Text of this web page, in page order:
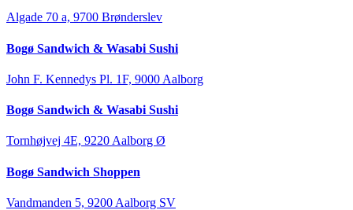
Algade 70 a, 9700 Brønderslev
Bogø Sandwich & Wasabi Sushi
John F. Kennedys Pl. 1F, 9000 Aalborg
Bogø Sandwich & Wasabi Sushi
Tornhøjvej 4E, 9220 Aalborg Ø
Bogø Sandwich Shoppen
Vandmanden 5, 9200 Aalborg SV